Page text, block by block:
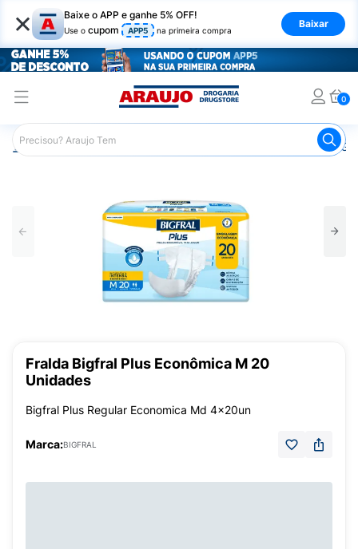
× Baixe o APP e ganhe 5% OFF!
Use o cupom APP5 na primeira compra
Baixar
0
Araujo Saúde e Bem Estar Fralda
Fralda Bigfral Plus Econômica M 20
Unidades
Bigfral Plus Regular Economica Md 4x20un
Marca:BIGFRAL